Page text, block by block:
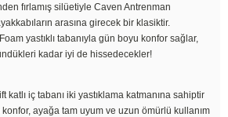
fırlamış silüetiyle Caven Antrenman
arasına girecek bir klasiktir.
yastıklı tabanıyla gün boyu konfor sağlar,
kadar iyi de hissedecekler!
katlı iç tabanı iki yastıklama katmanına sahiptir
ayağa tam uyum ve uzun ömürlü kullanım